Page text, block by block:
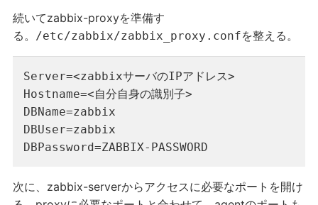
続いてzabbix-proxyを準備す
る。 /etc/zabbix/zabbix_proxy.confを整える。
Server=<zabbixサーバのIPアドレス>
Hostname=<自分自身の識別子>
DBName=zabbix
DBUser=zabbix
DBPassword=ZABBIX-PASSWORD
次に、zabbix-serverからアクセスに必要なポートを開け